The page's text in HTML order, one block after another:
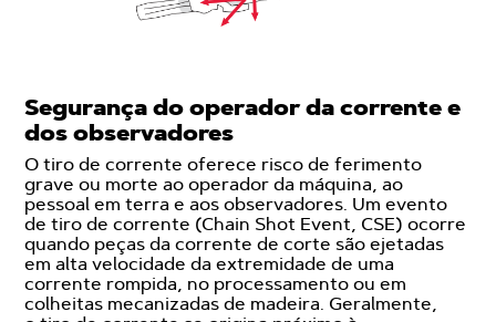
Segurança do operador da corrente e
dos observadores
O tiro de corrente oferece risco de ferimento
grave ou morte ao operador da máquina, ao
pessoal em terra e aos observadores. Um evento
de tiro de corrente (Chain Shot Event, CSE) ocorre
quando peças da corrente de corte são ejetadas
em alta velocidade da extremidade de uma
corrente rompida, no processamento ou em
colheitas mecanizadas de madeira. Geralmente,